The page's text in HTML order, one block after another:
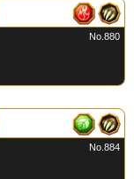
No.880
No.884